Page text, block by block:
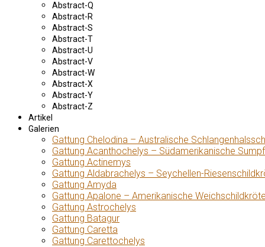
Abstract-Q
Abstract-R
Abstract-S
Abstract-T
Abstract-U
Abstract-V
Abstract-W
Abstract-X
Abstract-Y
Abstract-Z
Artikel
Galerien
Gattung Chelodina – Australische
Gattung Acanthochelys – Südamerikanische
Gattung Actinemys
Gattung Aldabrachelys – Seychellen-
Gattung Amyda
Gattung Apalone – Amerikanische
Gattung Astrochelys
Gattung Batagur
Gattung Caretta
Gattung Carettochelys